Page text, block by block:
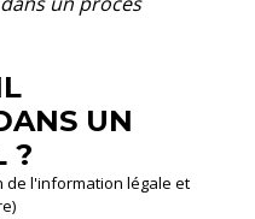
UN
?
de l'information légale et